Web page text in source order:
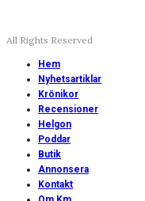
All Rights Reserved
Hem
Nyhetsartiklar
Krönikor
Recensioner
Helgon
Poddar
Butik
Annonsera
Kontakt